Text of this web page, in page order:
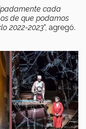
cada
de que podamos
2022-2023”, agregó.